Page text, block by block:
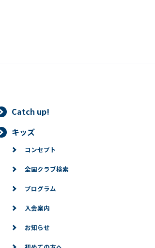
Catch up!
キッズ
コンセプト
全国クラブ検索
プログラム
入会案内
お知らせ